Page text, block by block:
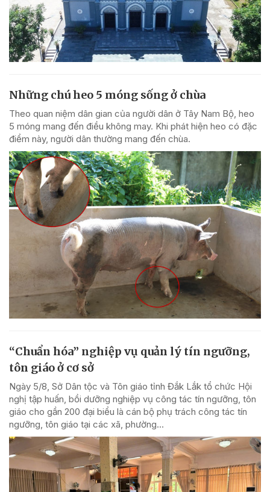
Những chú heo 5 móng sống ở chùa
Theo quan niệm dân gian của người dân ở Tây Nam Bộ, heo
5 móng mang đến điều không may. Khi phát hiện heo có đặc
điểm này, người dân thường mang đến chùa.
“Chuẩn hóa” nghiệp vụ quản lý tín ngưỡng,
tôn giáo ở cơ sở
Ngày 5/8, Sở Dân tộc và Tôn giáo tỉnh Đắk Lắk tổ chức Hội
nghị tập huấn, bồi dưỡng nghiệp vụ công tác tín ngưỡng, tôn
giáo cho gần 200 đại biểu là cán bộ phụ trách công tác tín
ngưỡng, tôn giáo tại các xã, phường...